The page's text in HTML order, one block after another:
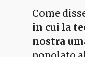
Come
in cui la
nostra